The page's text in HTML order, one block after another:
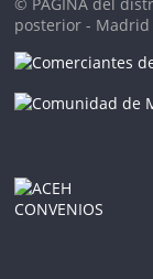
© PAGINA del
posterior -